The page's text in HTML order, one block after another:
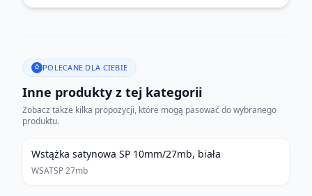
POLECANE DLA CIEBIE
Inne produkty z tej kategorii
Zobacz także kilka propozycji, które mogą pasować do wybranego
produktu.
Wstążka satynowa SP 10mm/27mb, biała
WSATSP 27mb